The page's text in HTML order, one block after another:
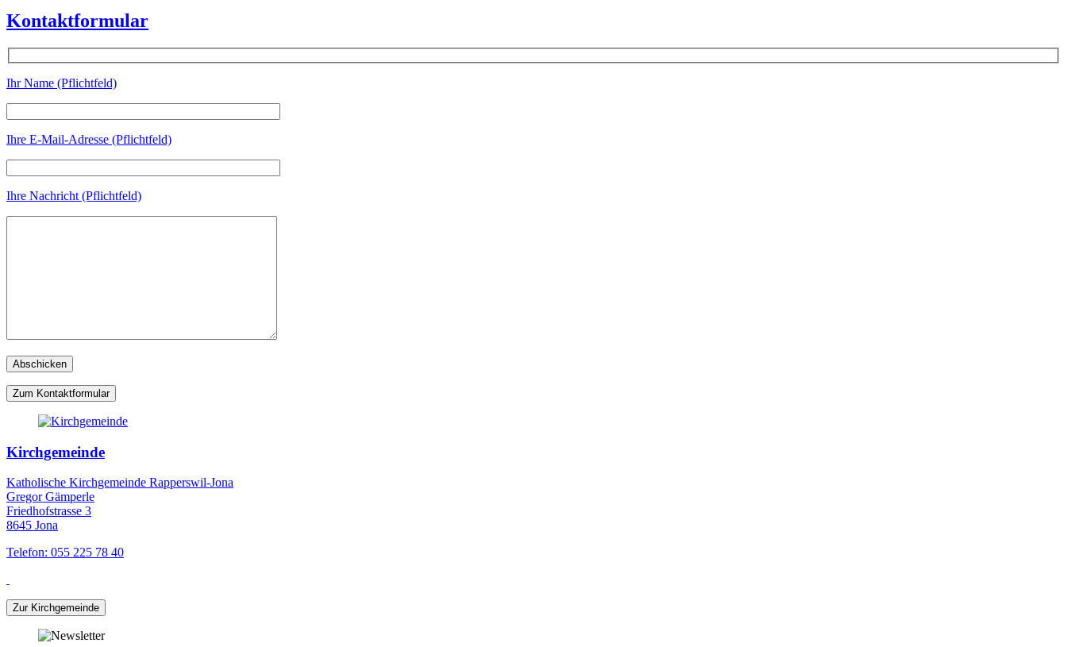
Kontaktformular
Ihr Name (Pflichtfeld)
Ihre E-Mail-Adresse (Pflichtfeld)
Ihre Nachricht (Pflichtfeld)
Zum Kontaktformular
Kirchgemeinde
Katholische Kirchgemeinde Rapperswil-Jona
Gregor Gämperle
Friedhofstrasse 3
8645 Jona
Telefon: 055 225 78 40
Zur Kirchgemeinde